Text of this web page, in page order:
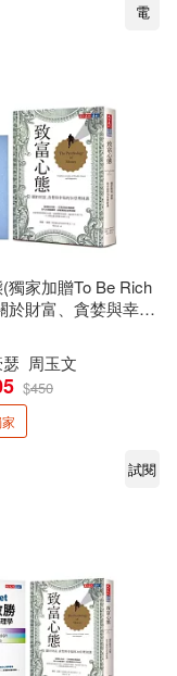
電
獨家加贈To Be Rich
於財富、貪婪與幸福
課
周玉文
$450
試閱